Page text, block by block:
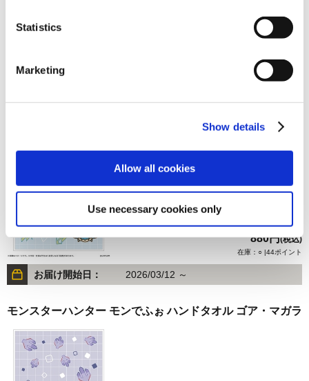
Statistics
Marketing
Show details
Allow all cookies
Use necessary cookies only
2,200円 (税込)
在庫：○ |110ポイント
お届け開始日： 2026/03/12 ～
880円(税込)
在庫：○ |44ポイント
お届け開始日： 2026/03/12 ～
モンスターハンター モンでふぉ ハンドタオル ゴア・マガラ